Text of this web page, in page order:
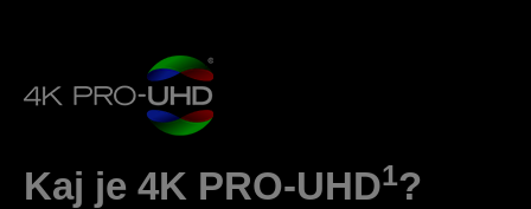
Kaj je 4K PRO-UHD1?